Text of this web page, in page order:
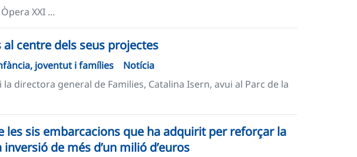
XXI ...
centre dels seus projectes
joventut i famílies
Notícia
directora general de Families, Catalina Isern, avui al Parc de la
les sis embarcacions que ha adquirit per reforçar la
de més d’un milió d’euros